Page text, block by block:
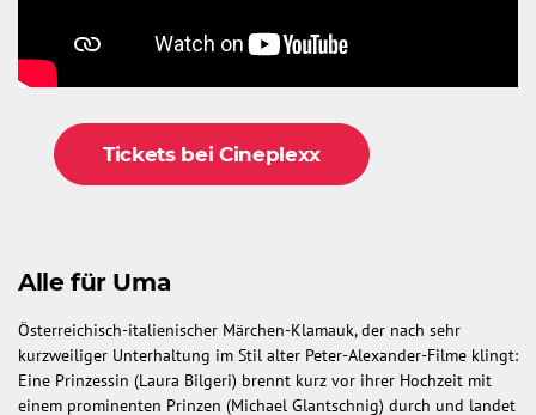
Tickets bei Cineplexx
Alle für Uma
Österreichisch-italienischer Märchen-Klamauk, der nach sehr
kurzweiliger Unterhaltung im Stil alter Peter-Alexander-Filme klingt:
Eine Prinzessin (Laura Bilgeri) brennt kurz vor ihrer Hochzeit mit
einem prominenten Prinzen (Michael Glantschnig) durch und landet